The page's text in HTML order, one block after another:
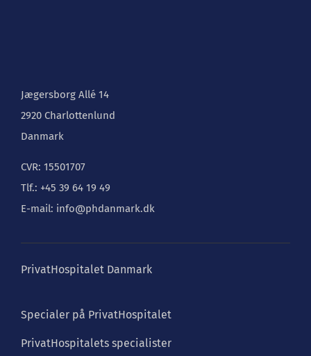
Jægersborg Allé 14
2920 Charlottenlund
Danmark
CVR: 15501707
Tlf.: +45 39 64 19 49
E-mail: info@phdanmark.dk
PrivatHospitalet Danmark
Specialer på PrivatHospitalet
PrivatHospitalets specialister